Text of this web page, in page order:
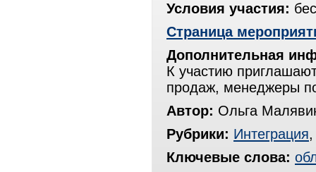
Условия участия:
Страница
Дополнительная
К участию
продаж, менеджеры
Автор: Ольга
Рубрики: Интеграция
Ключевые слова: